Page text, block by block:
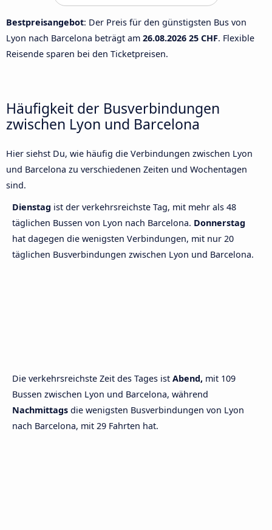
Bestpreisangebot: Der Preis für den günstigsten Bus von
Lyon nach Barcelona beträgt am 26.08.2026 25 CHF. Flexible
Reisende sparen bei den Ticketpreisen.
Häufigkeit der Busverbindungen
zwischen Lyon und Barcelona
Hier siehst Du, wie häufig die Verbindungen zwischen Lyon
und Barcelona zu verschiedenen Zeiten und Wochentagen
sind.
Dienstag ist der verkehrsreichste Tag, mit mehr als 48
täglichen Bussen von Lyon nach Barcelona. Donnerstag
hat dagegen die wenigsten Verbindungen, mit nur 20
täglichen Busverbindungen zwischen Lyon und Barcelona.
Die verkehrsreichste Zeit des Tages ist Abend, mit 109
Bussen zwischen Lyon und Barcelona, während
Nachmittags die wenigsten Busverbindungen von Lyon
nach Barcelona, mit 29 Fahrten hat.